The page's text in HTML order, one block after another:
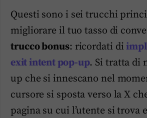
Questi sono i sei trucchi
migliorare il tuo tasso di
trucco bonus: ricordati di
exit intent pop-up. Si tratta di
up che si innescano nel
cursore si sposta verso la X
pagina su cui l’utente si trova